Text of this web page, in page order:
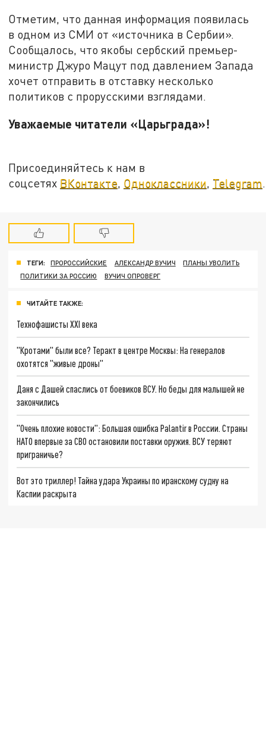
Отметим, что данная информация появилась
в одном из СМИ от «источника в Сербии».
Сообщалось, что якобы сербский премьер-
министр Джуро Мацут под давлением Запада
хочет отправить в отставку несколько
политиков с прорусскими взглядами.
Уважаемые читатели «Царьграда»!
Присоединяйтесь к нам в
соцсетях ВКонтакте Одноклассники Telegram
ТЕГИ: ПРОРОССИЙСКИЕ АЛЕКСАНДР ВУЧИЧ
ПЛАНЫ УВОЛИТЬ
ПОЛИТИКИ ЗА РОССИЮ
ВУЧИЧ ОПРОВЕРГ
ЧИТАЙТЕ ТАКЖЕ:
Технофашисты XXI века
"Кротами" были все? Теракт в центре Москвы: На генералов
охотятся "живые дроны"
Даня с Дашей спаслись от боевиков ВСУ. Но беды для малышей не
закончились
"Очень плохие новости": Большая ошибка Palantir в России. Страны
НАТО впервые за СВО остановили поставки оружия. ВСУ теряют
приграничье?
Вот это триллер! Тайна удара Украины по иранскому судну на
Каспии раскрыта